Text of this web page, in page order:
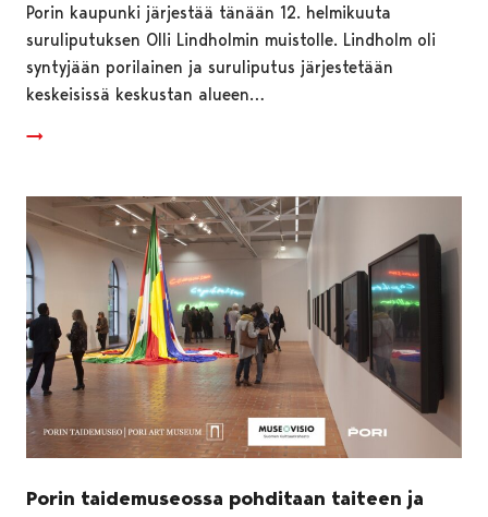
Porin kaupunki järjestää tänään 12. helmikuuta
suruliputuksen Olli Lindholmin muistolle. Lindholm oli
syntyjään porilainen ja suruliputus järjestetään
keskeisissä keskustan alueen…
Porin taidemuseossa pohditaan taiteen ja